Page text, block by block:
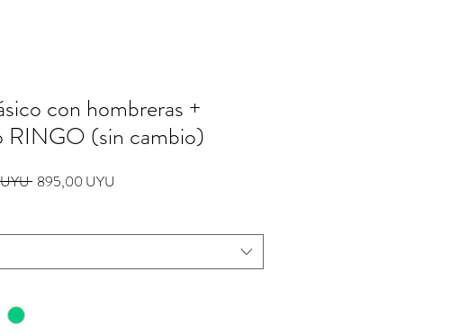
con hombreras +
RINGO (sin cambio)
Precio
895,00 UYU